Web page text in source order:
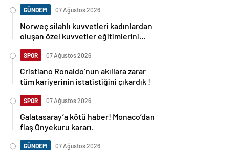
GÜNDEM 07 Ağustos 2026
Norweç silahlı kuvvetleri kadınlardan
oluşan özel kuvvetler eğitimlerini
SPOR 07 Ağustos 2026
Cristiano Ronaldo’nun akıllara zarar
tüm kariyerinin istatistiğini çıkardık !
SPOR 07 Ağustos 2026
Galatasaray’a kötü haber! Monaco’dan
flaş Onyekuru kararı.
GÜNDEM 07 Ağustos 2026